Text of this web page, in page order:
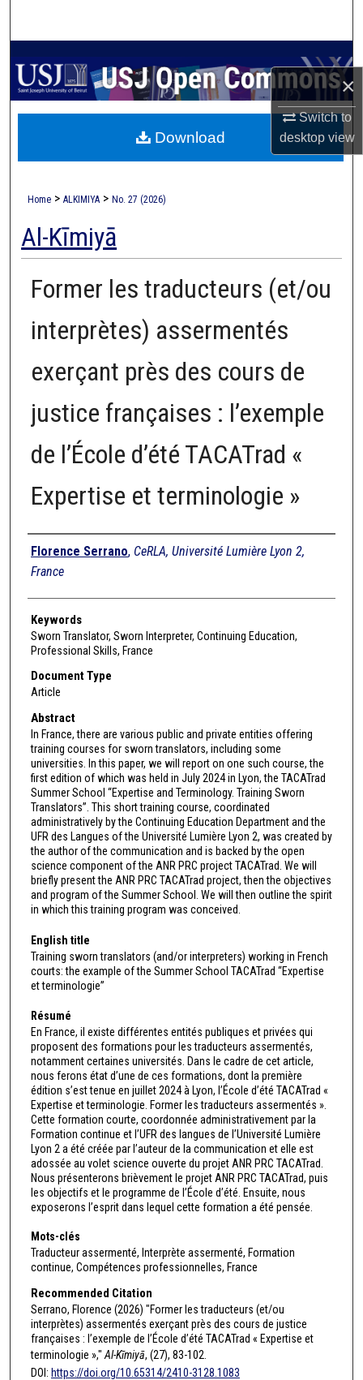
×
Switch to
desktopview
My Account
About
Home > ALKIMIYA > No. 27 (2026)
Al-Kīmiyā
Former les traducteurs (et/ou
interprètes) assermentés
exerçant près des cours de
justice françaises : l’exemple
de l’École d’été TACATrad «
Expertise et terminologie »
Authors
Florence Serrano, CeRLA, Université Lumière Lyon 2,
France
Keywords
Sworn Translator, Sworn Interpreter, Continuing Education,
Professional Skills, France
Document Type
Article
Abstract
In France, there are various public and private entities offering
training courses for sworn translators, including some
universities. In this paper, we will report on one such course, the
first edition of which was held in July 2024 in Lyon, the TACATrad
Summer School “Expertise and Terminology. Training Sworn
Translators”. This short training course, coordinated
administratively by the Continuing Education Department and the
UFR des Langues of the Université Lumière Lyon 2, was created by
the author of the communication and is backed by the open
science component of the ANR PRC project TACATrad. We will
briefly present the ANR PRC TACATrad project, then the objectives
and program of the Summer School. We will then outline the spirit
in which this training program was conceived.
English title
Training sworn translators (and/or interpreters) working in French
courts: the example of the Summer School TACATrad “Expertise
et terminologie”
Résumé
En France, il existe différentes entités publiques et privées qui
proposent des formations pour les traducteurs assermentés,
notamment certaines universités. Dans le cadre de cet article,
nous ferons état d’une de ces formations, dont la première
édition s’est tenue en juillet 2024 à Lyon, l’École d’été TACATrad «
Expertise et terminologie. Former les traducteurs assermentés ».
Cette formation courte, coordonnée administrativement par la
Formation continue et l’UFR des langues de l’Université Lumière
Lyon 2 a été créée par l’auteur de la communication et elle est
adossée au volet science ouverte du projet ANR PRC TACATrad.
Nous présenterons brièvement le projet ANR PRC TACATrad, puis
les objectifs et le programme de l’École d’été. Ensuite, nous
exposerons l’esprit dans lequel cette formation a été pensée.
Mots-clés
Traducteur assermenté, Interprète assermenté, Formation
continue, Compétences professionnelles, France
Recommended Citation
Serrano, Florence (2026) "Former les traducteurs (et/ou
interprètes) assermentés exerçant près des cours de justice
françaises : l’exemple de l’École d’été TACATrad « Expertise et
terminologie »," Al-Kīmiyā, (27), 83-102.
DOI: https://doi.org/10.65314/2410-3128.1083
Download